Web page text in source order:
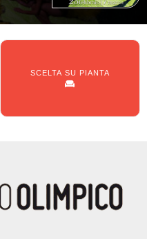
SCELTA SU PIANTA